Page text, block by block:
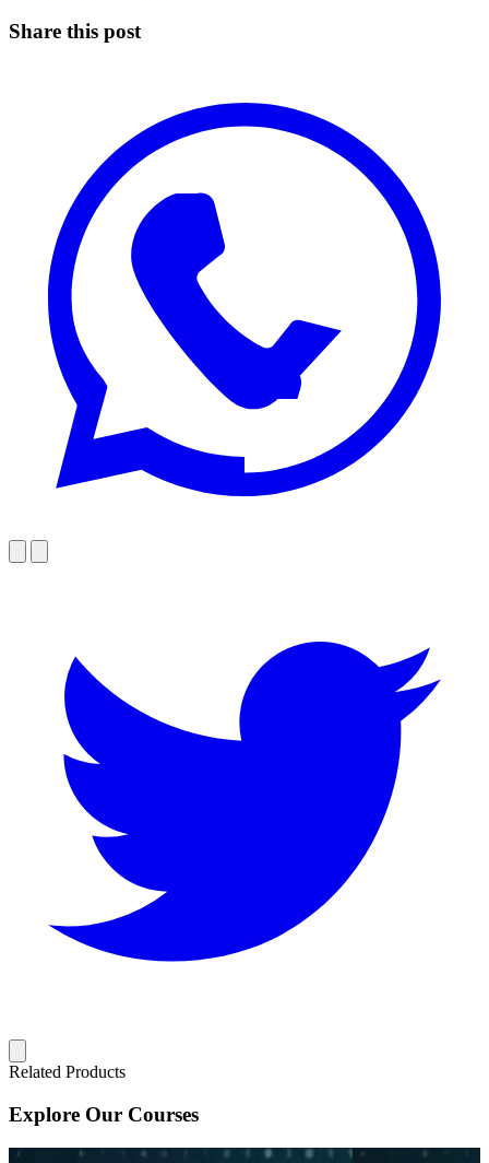
Share this post
Related Products
Explore Our Courses